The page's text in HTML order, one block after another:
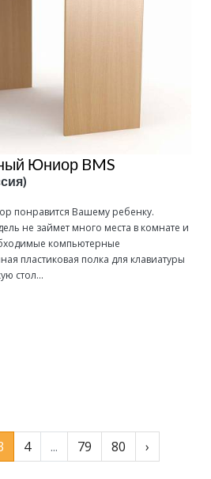
Юниор BMS
понравится Вашему ребенку.
не займет много места в комнате и
компьютерные
пластиковая полка для клавиатуры
стол...
4 ... 79 80 ›